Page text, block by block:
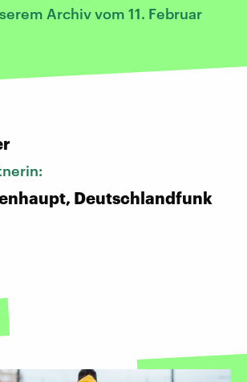
Archiv vom 11. Februar
Deutschlandfunk